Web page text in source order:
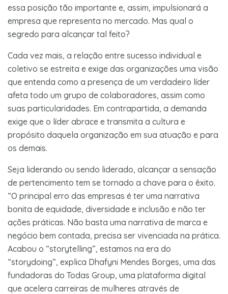
essa posição tão importante e, assim, impulsionará a
empresa que representa no mercado. Mas qual o
segredo para alcançar tal feito?
Cada vez mais, a relação entre sucesso individual e
coletivo se estreita e exige das organizações uma visão
que entenda como a presença de um verdadeiro líder
afeta todo um grupo de colaboradores, assim como
suas particularidades. Em contrapartida, a demanda
exige que o líder abrace e transmita a cultura e
propósito daquela organização em sua atuação e para
os demais.
Seja liderando ou sendo liderado, alcançar a sensação
de pertencimento tem se tornado a chave para o êxito.
“O principal erro das empresas é ter uma narrativa
bonita de equidade, diversidade e inclusão e não ter
ações práticas. Não basta uma narrativa de marca e
negócio bem contada, precisa ser vivenciada na prática.
Acabou o “storytelling”, estamos na era do
“storydoing”, explica Dhafyni Mendes Borges, uma das
fundadoras do Todas Group, uma plataforma digital
que acelera carreiras de mulheres através de